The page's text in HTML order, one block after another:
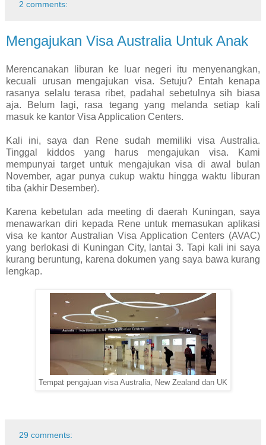
2 comments:
Mengajukan Visa Australia Untuk Anak
Merencanakan liburan ke luar negeri itu menyenangkan,
kecuali urusan mengajukan visa. Setuju? Entah kenapa
rasanya selalu terasa ribet, padahal sebetulnya sih biasa
aja. Belum lagi, rasa tegang yang melanda setiap kali
masuk ke kantor Visa Application Centers.
Kali ini, saya dan Rene sudah memiliki visa Australia.
Tinggal kiddos yang harus mengajukan visa. Kami
mempunyai target untuk mengajukan visa di awal bulan
November, agar punya cukup waktu hingga waktu liburan
tiba (akhir Desember).
Karena kebetulan ada meeting di daerah Kuningan, saya
menawarkan diri kepada Rene untuk memasukan aplikasi
visa ke kantor Australian Visa Application Centers (AVAC)
yang berlokasi di Kuningan City, lantai 3. Tapi kali ini saya
kurang beruntung, karena dokumen yang saya bawa kurang
lengkap.
Tempat pengajuan visa Australia, New Zealand dan UK
29 comments: